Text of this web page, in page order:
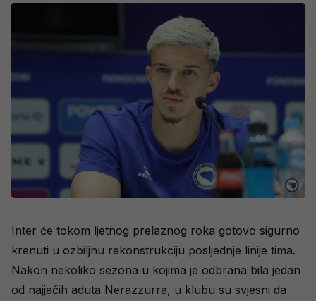
Inter će tokom ljetnog prelaznog roka gotovo sigurno
krenuti u ozbiljnu rekonstrukciju posljednje linije tima.
Nakon nekoliko sezona u kojima je odbrana bila jedan
od najjačih aduta Nerazzurra, u klubu su svjesni da